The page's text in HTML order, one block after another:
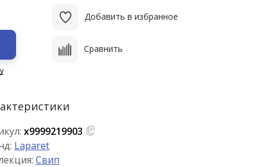
Добавить в избранное
Сравнить
х9999219903
Laparet
Свип